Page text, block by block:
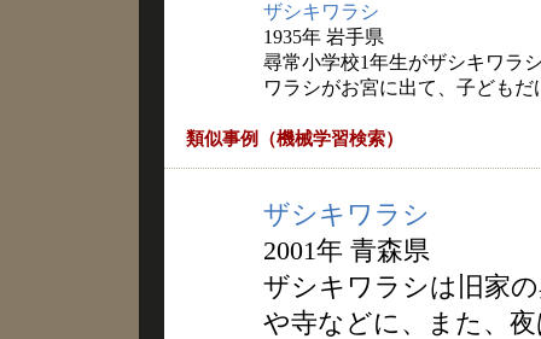
ザシキワラシ
1935年 岩手県
尋常小学校1年生がザシキワラ
ワラシがお宮に出て、子ども
類似事例（機械学習検索）
ザシキワラシ
2001年 青森県
ザシキワラシは旧家
や寺などに、また、